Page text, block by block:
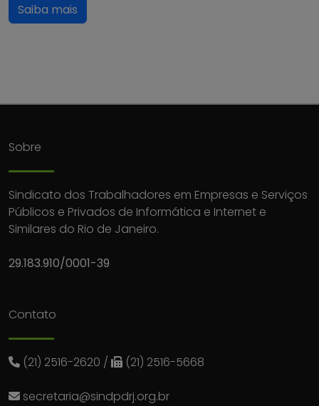
Saiba mais
Sobre
Sindicato dos Trabalhadores em Empresas e Serviços
Públicos e Privados de Informática e Internet e
Similares do Rio de Janeiro.
29.183.910/0001-39
Contato
(21) 2516-2620 / (21) 2516-5668
secretaria@sindpdrj.org.br